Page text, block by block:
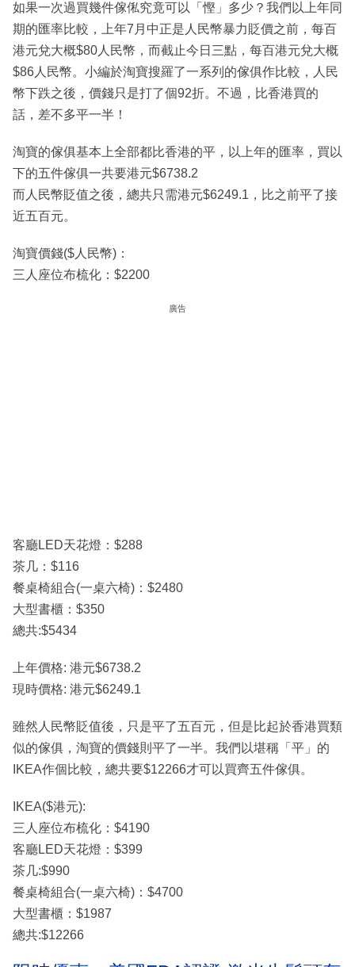
如果一次過買幾件傢俬究竟可以「慳」多少？我們以上年同
期的匯率比較，上年7月中正是人民幣暴力貶價之前，每百
港元兌大概$80人民幣，而截止今日三點，每百港元兌大概
$86人民幣。小編於淘寶搜羅了一系列的傢俱作比較，人民
幣下跌之後，價錢只是打了個92折。不過，比香港買的
話，差不多平一半！
淘寶的傢俱基本上全部都比香港的平，以上年的匯率，買以
下的五件傢俱一共要港元$6738.2
而人民幣貶值之後，總共只需港元$6249.1，比之前平了接
近五百元。
淘寶價錢($人民幣)：
三人座位布梳化：$2200
廣告
客廳LED天花燈：$288
茶几：$116
餐桌椅組合(一桌六椅)：$2480
大型書櫃：$350
總共:$5434
上年價格: 港元$6738.2
現時價格: 港元$6249.1
雖然人民幣貶值後，只是平了五百元，但是比起於香港買類
似的傢俱，淘寶的價錢則平了一半。我們以堪稱「平」的
IKEA作個比較，總共要$12266才可以買齊五件傢俱。
IKEA($港元):
三人座位布梳化：$4190
客廳LED天花燈：$399
茶几:$990
餐桌椅組合(一桌六椅)：$4700
大型書櫃：$1987
總共:$12266